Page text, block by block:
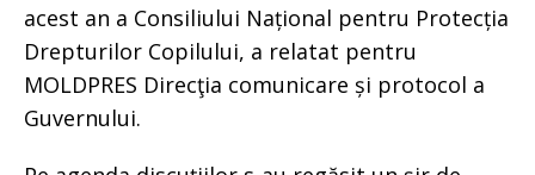
acest an a Consiliului Național pentru Protecția
Drepturilor Copilului, a relatat pentru
MOLDPRES Direcţia comunicare și protocol a
Guvernului.